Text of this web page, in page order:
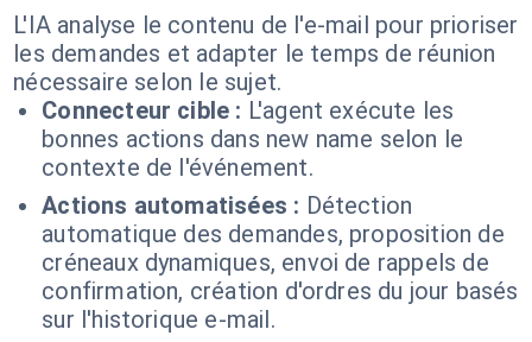
L'IA analyse le contenu de l'e-mail pour prioriser
les demandes et adapter le temps de réunion
nécessaire selon le sujet.
Connecteur cible : L'agent exécute les
bonnes actions dans new name selon le
contexte de l'événement.
Actions automatisées : Détection
automatique des demandes, proposition de
créneaux dynamiques, envoi de rappels de
confirmation, création d'ordres du jour basés
sur l'historique e-mail.